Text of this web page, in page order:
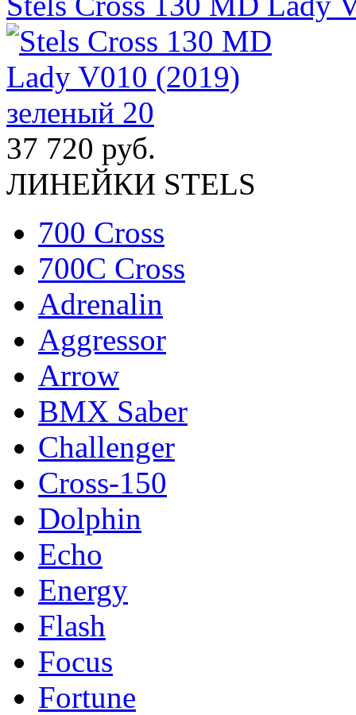
37 720 руб.
ЛИНЕЙКИ STELS
700 Cross
700C Cross
Adrenalin
Aggressor
Arrow
BMX Saber
Challenger
Cross-150
Dolphin
Echo
Energy
Flash
Focus
Fortune